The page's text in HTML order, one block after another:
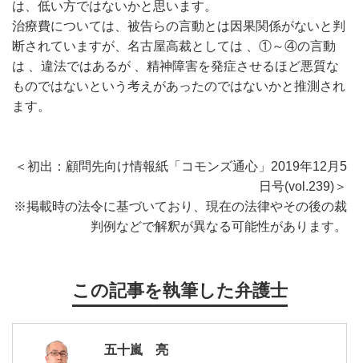
は、低い方ではないかと思います。
治療費については、被告らの言動とは因果関係がないと判
断されていますが、名古屋高裁としては 、①～④の言動
は 、違法ではあるが 、精神障害を発症させるほど悪質な
ものではないという考えがあったのではないかと推測され
ます。
＜初出：顧問先向け情報紙「コモンズ通心」2019年12月5
日号(vol.239)＞
※掲載時の法令に基づいており、現在の法律やその後の裁
判例などで解釈が異なる可能性があります。
この記事を執筆した弁護士
五十嵐 亮